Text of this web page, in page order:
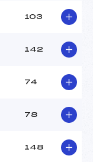
103
142
74
78
148